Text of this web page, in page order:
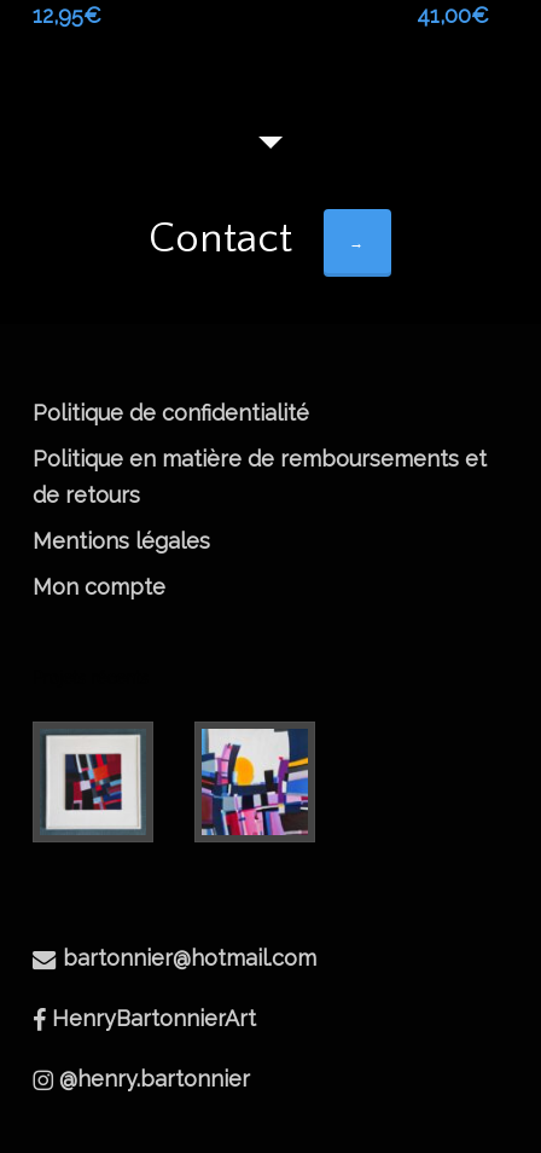
12,95€
a
produit
41,00€
Contact →
Politique de confidentialité
Politique en matière de remboursements et
de retours
Mentions légales
Mon compte
bartonnier@hotmail.com
HenryBartonnierArt
@henry.bartonnier